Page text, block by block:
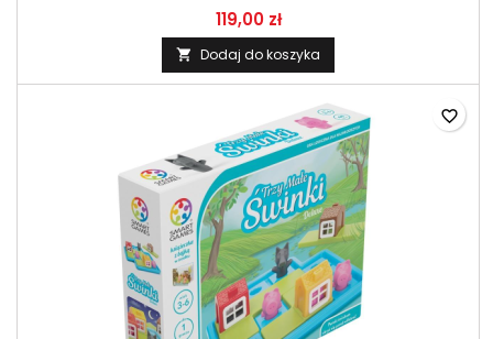
119,00 zł
 Dodaj do koszyka
favorite_border